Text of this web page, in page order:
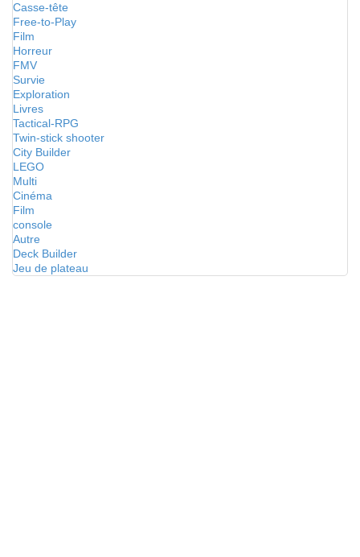
Casse-tête
Free-to-Play
Film
Horreur
FMV
Survie
Exploration
Livres
Tactical-RPG
Twin-stick shooter
City Builder
LEGO
Multi
Cinéma
Film
console
Autre
Deck Builder
Jeu de plateau